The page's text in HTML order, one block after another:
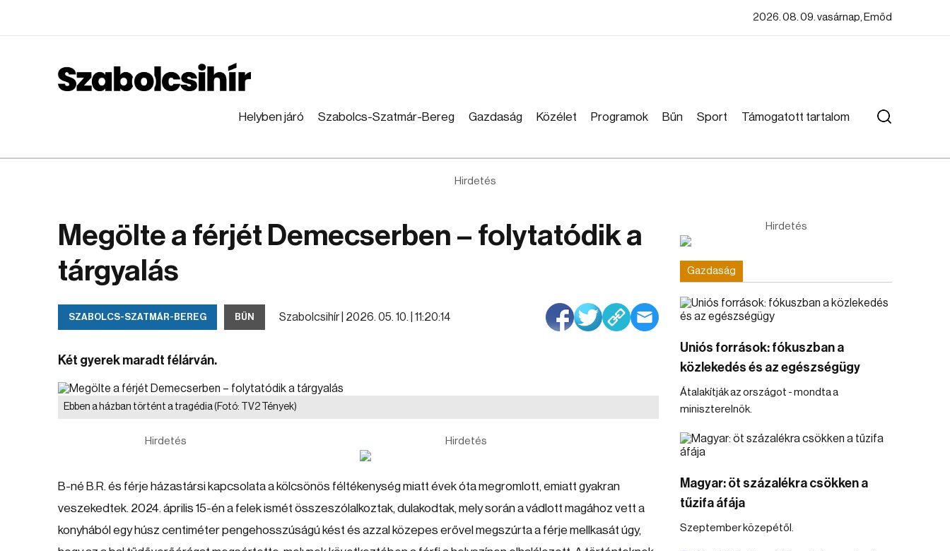
2026. 08. 09. vasárnap, Emőd
Helyben járó Szabolcs-Szatmár-Bereg Gazdaság Közélet Programok Bűn Sport Támogatott tartalom
Hirdetés
Megölte a férjét Demecserben – folytatódik a
tárgyalás
SZABOLCS-SZATMÁR-BEREG BŰN Szabolcsihír | 2026. 05. 10. | 11:20:14
Két gyerek maradt félárván.
Ebben a házban történt a tragédia(Fotó: TV2 Tények)
Hirdetés Hirdetés
B-né B.R. és férje házastársi kapcsolata a kölcsönös féltékenység miatt évek óta megromlott, emiatt gyakran
veszekedtek. 2024. április 15-én a felek ismét összeszólalkoztak, dulakodtak, mely során a vádlott magához vett a
konyhából egy húsz centiméter pengehosszúságú kést és azzal közepes erővel megszúrta a férje mellkasát úgy,
Hirdetés
Gazdaság
Uniós források: fókuszban a
közlekedés és az egészségügy
Átalakítják az országot - mondta a
miniszterelnök.
Magyar: öt százalékra csökken a
tűzifa áfája
Szeptember közepétől.